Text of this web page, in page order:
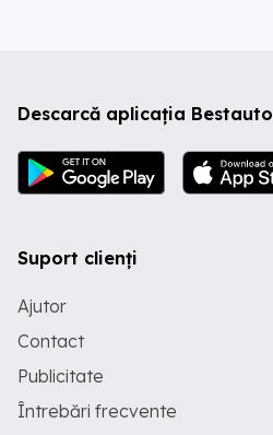
Descarcă aplicația Bestauto
Suport clienți
Ajutor
Contact
Publicitate
Întrebări frecvente